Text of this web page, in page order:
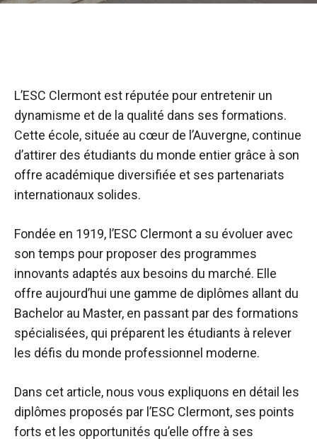
L’ESC Clermont est réputée pour entretenir un
dynamisme et de la qualité dans ses formations.
Cette école, située au cœur de l’Auvergne, continue
d’attirer des étudiants du monde entier grâce à son
offre académique diversifiée et ses partenariats
internationaux solides.
Fondée en 1919, l’ESC Clermont a su évoluer avec
son temps pour proposer des programmes
innovants adaptés aux besoins du marché. Elle
offre aujourd’hui une gamme de diplômes allant du
Bachelor au Master, en passant par des formations
spécialisées, qui préparent les étudiants à relever
les défis du monde professionnel moderne.
Dans cet article, nous vous expliquons en détail les
diplômes proposés par l’ESC Clermont, ses points
forts et les opportunités qu’elle offre à ses